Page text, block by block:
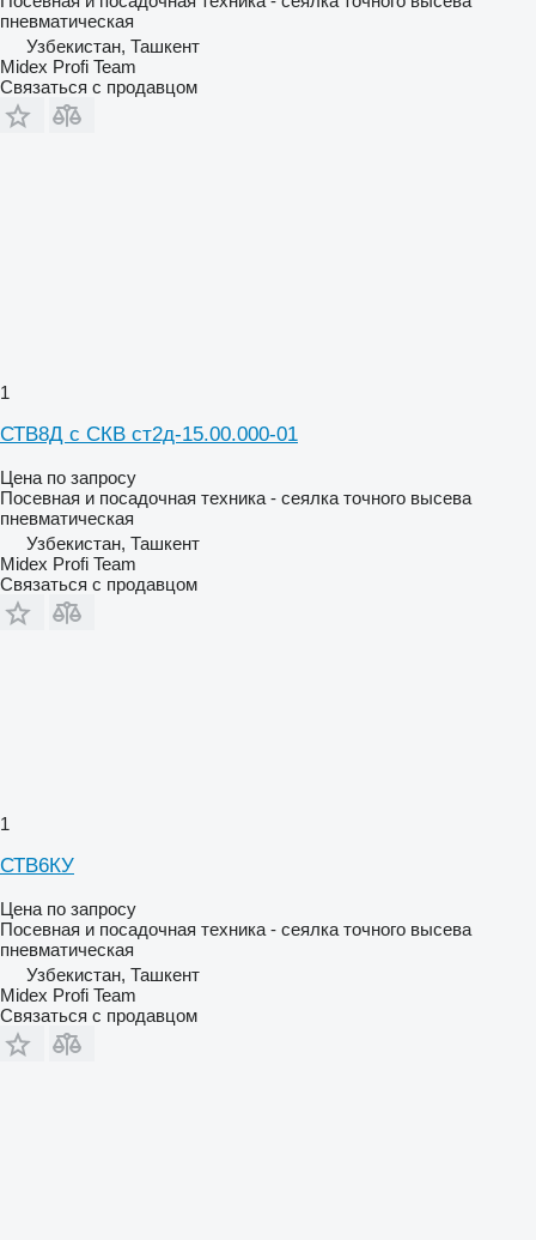
пневматическая
Узбекистан, Ташкент
Midex Profi Team
Связаться с продавцом
1
СТВ8Д с СКВ ст2д-15.00.000-01
Цена по запросу
Посевная и посадочная техника - сеялка точного высева
пневматическая
Узбекистан, Ташкент
Midex Profi Team
Связаться с продавцом
1
СТВ6КУ
Цена по запросу
Посевная и посадочная техника - сеялка точного высева
пневматическая
Узбекистан, Ташкент
Midex Profi Team
Связаться с продавцом